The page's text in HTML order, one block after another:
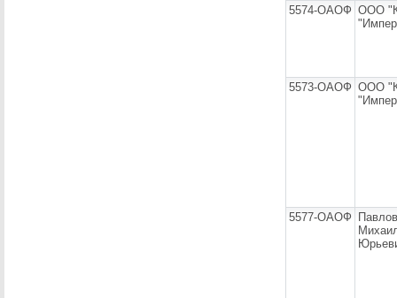
5574-ОАОФ ООО
5573-ОАОФ ООО
5577-ОАОФ
Павлов